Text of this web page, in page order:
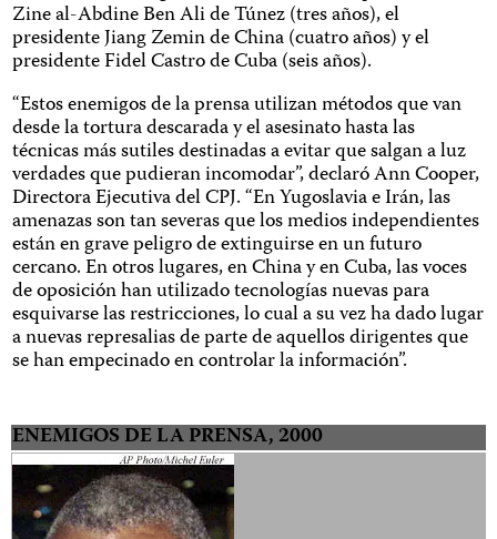
Zine al-Abdine Ben Ali de Túnez (tres años), el
presidente Jiang Zemin de China (cuatro años) y el
presidente Fidel Castro de Cuba (seis años).
“Estos enemigos de la prensa utilizan métodos que van
desde la tortura descarada y el asesinato hasta las
técnicas más sutiles destinadas a evitar que salgan a luz
verdades que pudieran incomodar”, declaró Ann Cooper,
Directora Ejecutiva del CPJ. “En Yugoslavia e Irán, las
amenazas son tan severas que los medios independientes
están en grave peligro de extinguirse en un futuro
cercano. En otros lugares, en China y en Cuba, las voces
de oposición han utilizado tecnologías nuevas para
esquivarse las restricciones, lo cual a su vez ha dado lugar
a nuevas represalias de parte de aquellos dirigentes que
se han empecinado en controlar la información”.
ENEMIGOS DE LA PRENSA, 2000